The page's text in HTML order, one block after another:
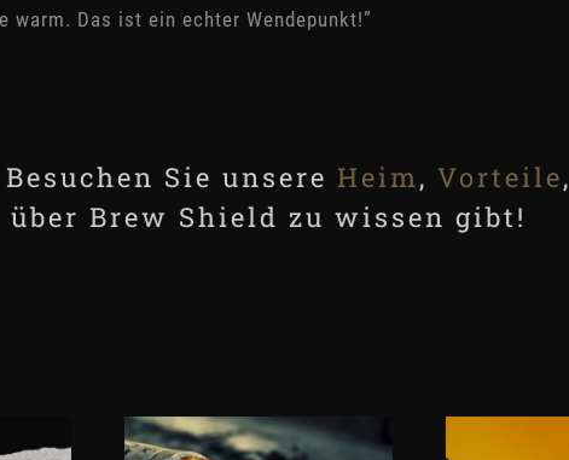
warm. Das ist ein echter Wendepunkt!”
Sie unsere Heim, Vorteile
Brew Shield zu wissen gibt!